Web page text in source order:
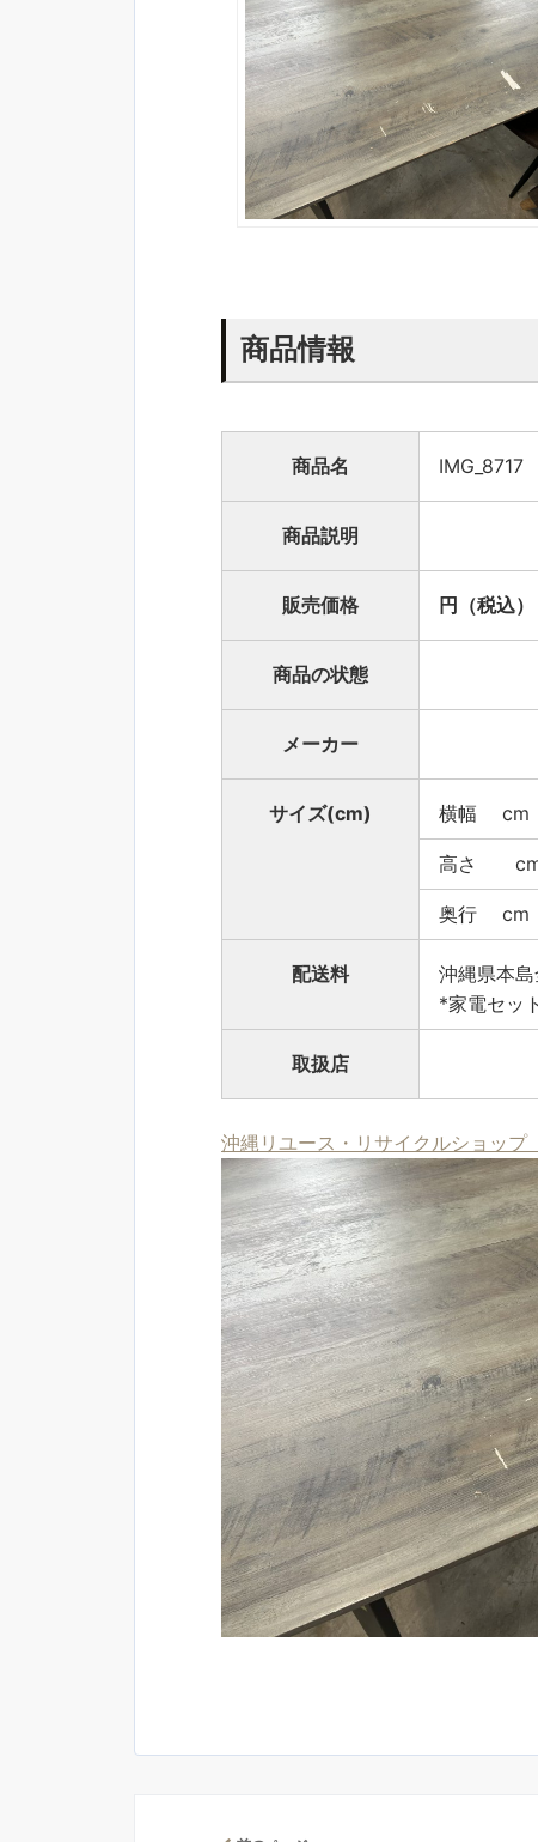
商品情報
商品名 IMG_8717
商品説明
販売価格 円（税込）
商品の状態
メーカー
サイズ(cm) 横幅 cm
高さ
奥行 cm
配送料
沖縄県本
*家電セッ
取扱店
沖縄リユース・リサイクルショップ